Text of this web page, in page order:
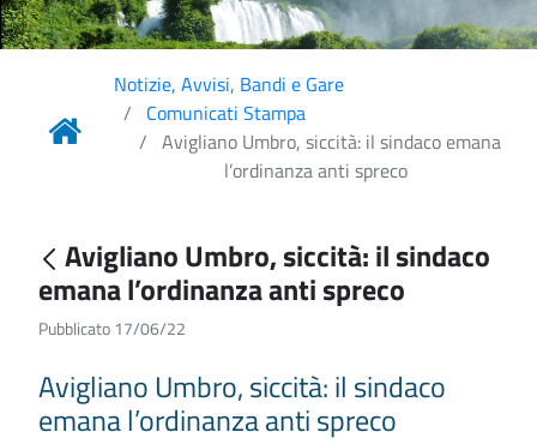
Notizie, Avvisi, Bandi e Gare
Comunicati Stampa
Avigliano Umbro, siccità: il sindaco emana
l’ordinanza anti spreco
Avigliano Umbro, siccità: il sindaco
emana l’ordinanza anti spreco
Pubblicato 17/06/22
Avigliano Umbro, siccità: il sindaco
emana l’ordinanza anti spreco